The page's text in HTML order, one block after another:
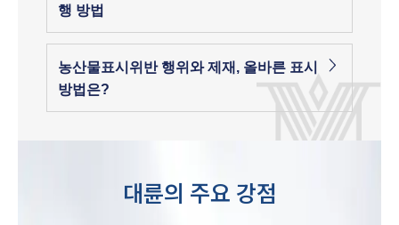
행 방법
농산물표시위반 행위와 제재, 올바른 표시
방법은?
대륜의 주요 강점